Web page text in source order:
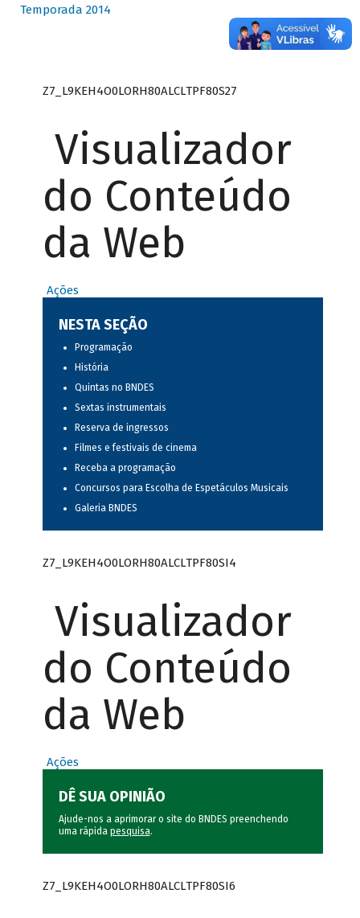
Temporada 2014
Z7_L9KEH4O0LORH80ALCLTPF80S27
Visualizador
do Conteúdo
da Web
Ações
NESTA SEÇÃO
Programação
História
Quintas no BNDES
Sextas instrumentais
Reserva de ingressos
Filmes e festivais de cinema
Receba a programação
Concursos para Escolha de Espetáculos Musicais
Galeria BNDES
Z7_L9KEH4O0LORH80ALCLTPF80SI4
Visualizador
do Conteúdo
da Web
Ações
DÊ SUA OPINIÃO
Ajude-nos a aprimorar o site do BNDES preenchendo
uma rápida pesquisa.
Z7_L9KEH4O0LORH80ALCLTPF80SI6